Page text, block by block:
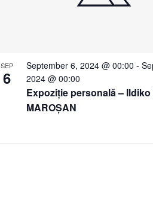
SEP
6
Expoziție personală – Ildiko
MAROȘAN
September 6, 2024 @ 00:00 -
2024 @ 00:00